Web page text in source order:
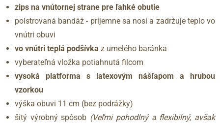
zips na vnútornej strane pre ľahké obutie
polstrovaná bandáž - príjemne sa nosí a zadržuje teplo vo
vnútri obuvi
vo vnútri teplá podšívka z umelého baránka
vyberateľná vložka potiahnutá filcom
vysoká platforma s latexovým nášľapom a hrubou
vzorkou
výška obuvi 11 cm (bez podrážky)
šitý výrobný spôsob (Veľmi pohodlný a flexibilný, avšak